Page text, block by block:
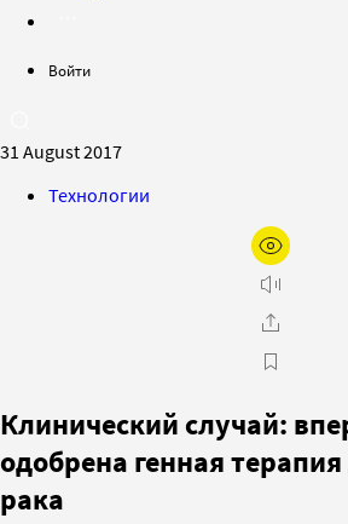
Войти
31 August 2017
Технологии
Клинический случай:
одобрена генная
рака